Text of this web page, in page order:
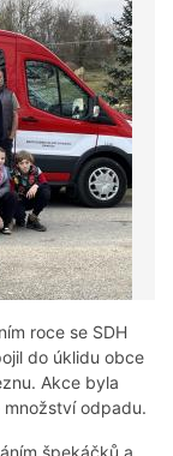
roce se SDH
do úklidu obce
Akce byla
odpadu.
špekáčků a